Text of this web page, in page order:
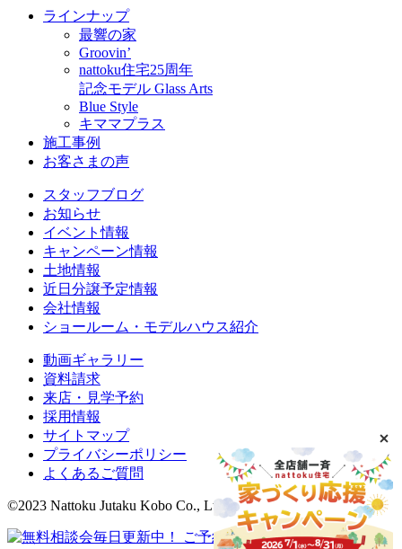
ラインナップ
最響の家
Groovin’
nattoku住宅25周年
記念モデル Glass Arts
Blue Style
キママプラス
施工事例
お客さまの声
スタッフブログ
お知らせ
イベント情報
キャンペーン情報
土地情報
近日分譲予定情報
会社情報
ショールーム・モデルハウス紹介
動画ギャラリー
資料請求
来店・見学予約
採用情報
サイトマップ
プライバシーポリシー
よくあるご質問
©2023 Nattoku Jutaku Kobo Co., Ltd.